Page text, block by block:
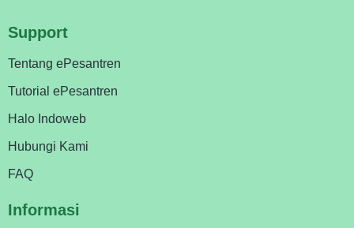
Support
Tentang ePesantren
Tutorial ePesantren
Halo Indoweb
Hubungi Kami
FAQ
Informasi